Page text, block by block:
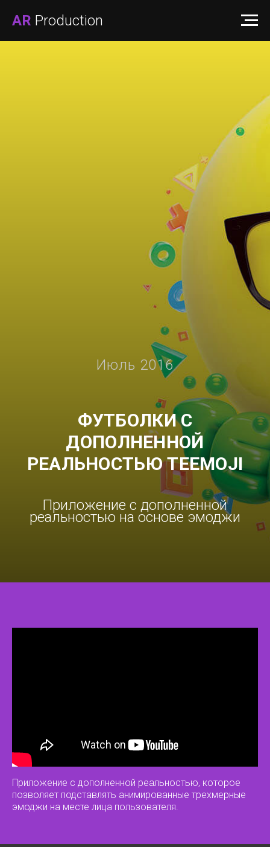
AR Production
Июль 2016
ФУТБОЛКИ С
ДОПОЛНЕННОЙ
РЕАЛЬНОСТЬЮ TEEMOJI
Приложение с дополненной
реальностью на основе эмоджи
Приложение с дополненной реальностью, которое
позволяет подставлять анимированные трехмерные
эмоджи на месте лица пользователя.